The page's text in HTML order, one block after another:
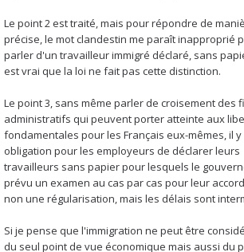
Le point 2 est traité, mais pour répondre de
précise, le mot clandestin me paraît inapproprié
parler d'un travailleur immigré déclaré, sans
est vrai que la loi ne fait pas cette distinction.
Le point 3, sans même parler de croisement des
administratifs qui peuvent porter atteinte aux
fondamentales pour les Français eux-mêmes, il y
obligation pour les employeurs de déclarer leurs
travailleurs sans papier pour lesquels le
prévu un examen au cas par cas pour leur
non une régularisation, mais les délais sont
Si je pense que l'immigration ne peut être
du seul point de vue économique mais aussi du